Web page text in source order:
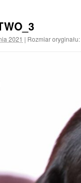
2021 | Rozmiar oryginału: